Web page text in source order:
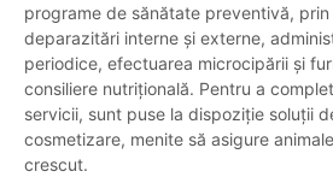
programe de sănătate preventivă,
deparazitări interne și externe,
periodice, efectuarea microcipării și
consiliere nutrițională. Pentru a
servicii, sunt puse la dispoziție soluții
cosmetizare, menite să asigure
crescut.